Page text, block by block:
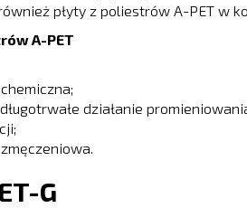
płyty z poliestrów A-PET w
A-PET
działanie
G